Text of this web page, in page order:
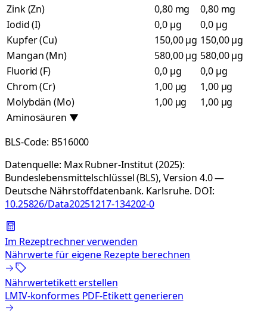
Zink (Zn)
0,80 mg
0,80 mg
Iodid (I)
0,0 µg
0,0 µg
Kupfer (Cu)
150,00 µg 150,00 µg
Mangan (Mn)
580,00 µg 580,00 µg
Fluorid (F)
0,0 µg
0,0 µg
Chrom (Cr)
1,00 µg
1,00 µg
Molybdän (Mo)
1,00 µg
1,00 µg
Aminosäuren ▼
BLS-Code: B516000
Datenquelle: Max Rubner-Institut (2025):
Bundeslebensmittelschlüssel (BLS), Version 4.0 —
Deutsche Nährstoffdatenbank. Karlsruhe. DOI:
10.25826/Data20251217-134202-0
Im Rezeptrechner verwenden
Nährwerte für eigene Rezepte berechnen
Nährwertetikett erstellen
LMIV-konformes PDF-Etikett generieren